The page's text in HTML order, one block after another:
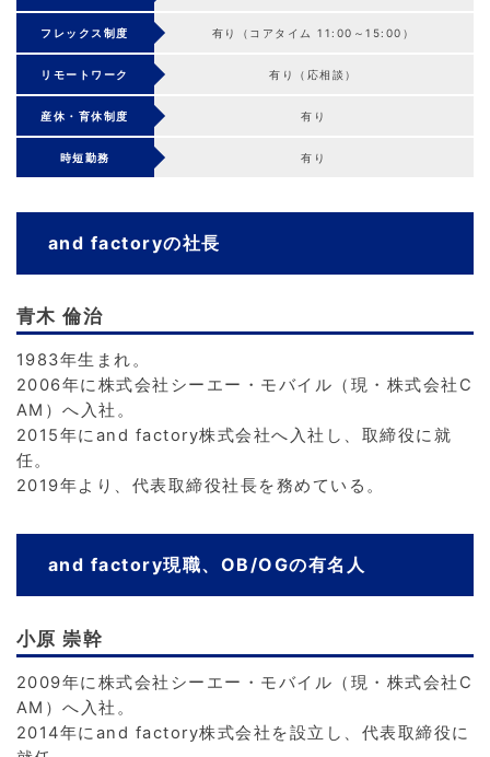
フレックス制度 有り（コアタイム 11:00～15:00）
リモートワーク 有り（応相談）
産休・育休制度 有り
時短勤務 有り
and factoryの社長
青木 倫治
1983年生まれ。
2006年に株式会社シーエー・モバイル（現・株式会社C
AM）へ入社。
2015年にand factory株式会社へ入社し、取締役に就
任。
2019年より、代表取締役社長を務めている。
and factory現職、OB/OGの有名人
小原 崇幹
2009年に株式会社シーエー・モバイル（現・株式会社C
AM）へ入社。
2014年にand factory株式会社を設立し、代表取締役に